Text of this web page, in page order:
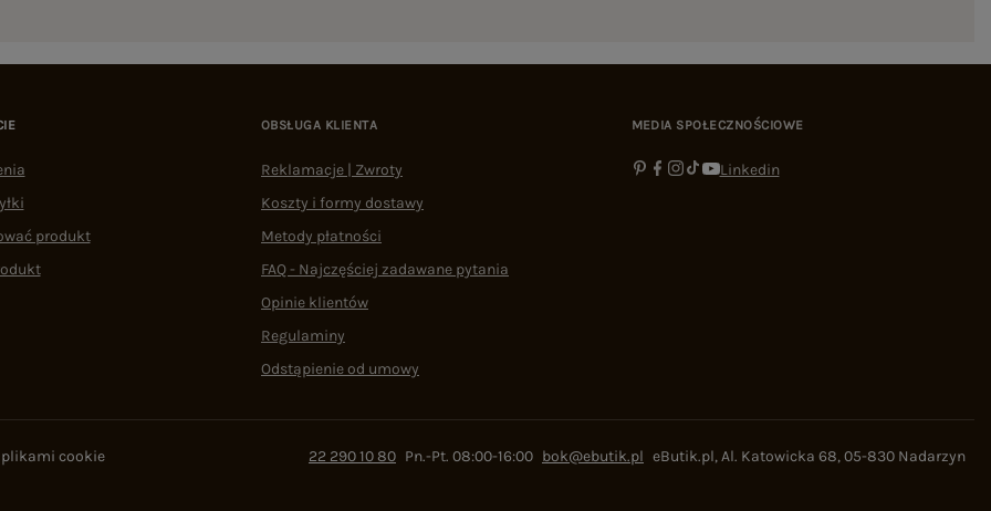
produkt
OBSŁUGA KLIENTA
Reklamacje | Zwroty
Koszty i formy dostawy
Metody płatności
FAQ - Najczęściej zadawane pytania
Opinie klientów
Regulaminy
Odstąpienie od umowy
MEDIA SPOŁECZNOŚCIOWE
Linkedin
cookie 22 290 10 80 Pn.-Pt. 08:00-16:00 bok@ebutik.pl eButik.pl,Al. Katowicka 68,05-830 Nadarzyn